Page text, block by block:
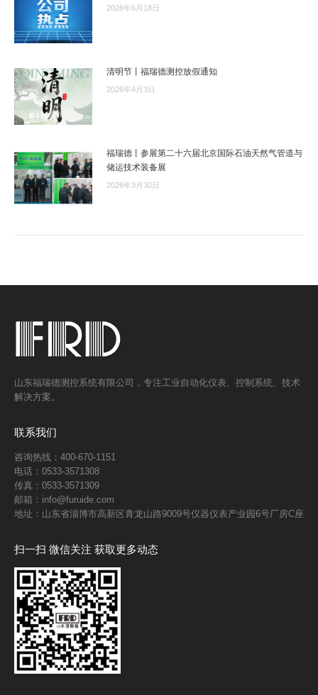
2026年6月18日
清明节丨福瑞德测控放假通知
2026年4月3日
福瑞德丨参展第二十六届北京国际石油天然气管道与
储运技术装备展
2026年3月30日
山东福瑞德测控系统有限公司，专注工业自动化仪表、控制系统、技术
解决方案。
联系我们
咨询热线：400-670-1151
电话：0533-3571308
传真：0533-3571309
邮箱：info@furuide.com
地址：山东省淄博市高新区青龙山路9009号仪器仪表产业园6号厂房C座
扫一扫 微信关注 获取更多动态